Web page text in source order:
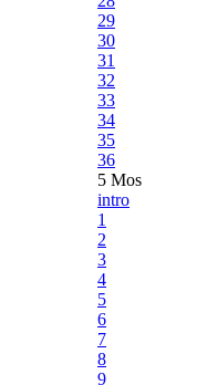
29
30
31
32
33
34
35
36
5 Mos
intro
1
2
3
4
5
6
7
8
9